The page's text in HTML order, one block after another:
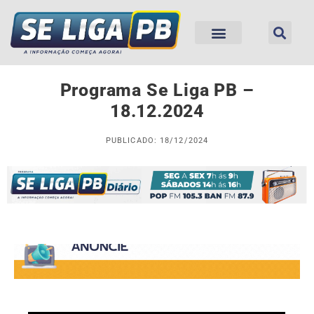
Programa Se Liga PB –
18.12.2024
PUBLICADO: 18/12/2024